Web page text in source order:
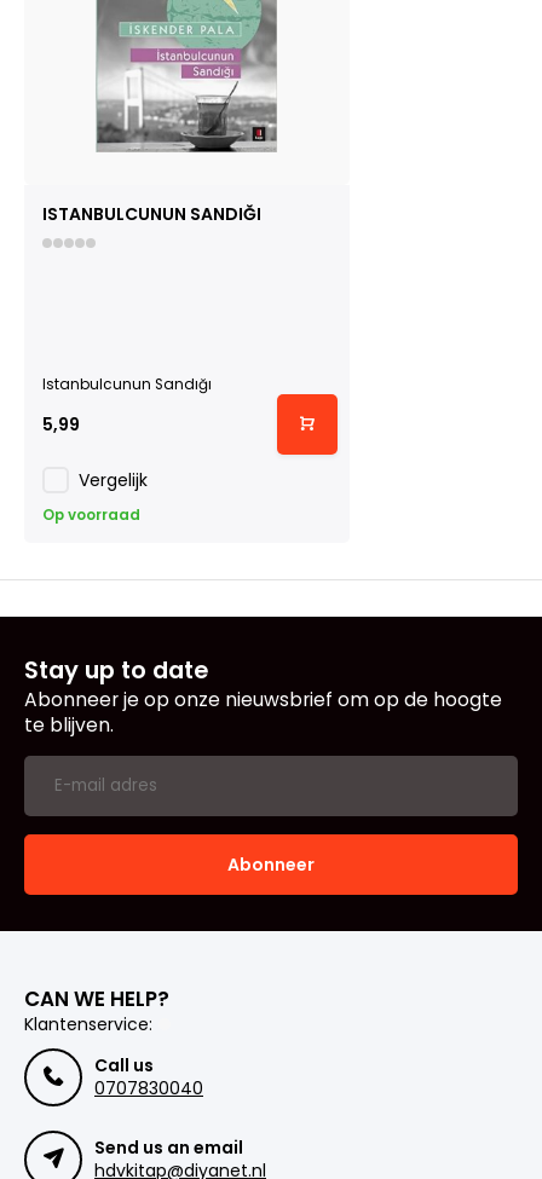
ISTANBULCUNUN SANDIĞI
Istanbulcunun Sandığı
5,99
Vergelijk
Op voorraad
Stay up to date
Abonneer je op onze nieuwsbrief om op de hoogte
te blijven.
Abonneer
CAN WE HELP?
Klantenservice:
Call us
0707830040
Send us an email
hdvkitap@diyanet.nl